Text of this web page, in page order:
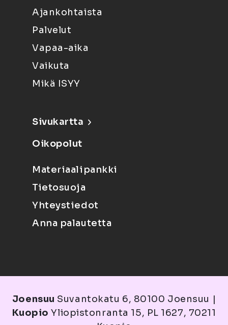
Ajankohtaista
Palvelut
Vapaa-aika
Vaikuta
Mikä ISYY
Sivukartta
Oikopolut
Materiaalipankki
Tietosuoja
Yhteystiedot
Anna palautetta
Joensuu Suvantokatu 6, 80100 Joensuu |
Kuopio Yliopistonranta 15, PL 1627, 70211